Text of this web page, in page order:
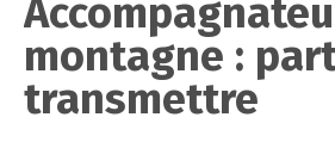
montagne :
transmettre